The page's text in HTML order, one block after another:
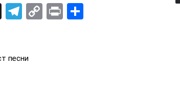
X Telegram
Copy
Print
песни